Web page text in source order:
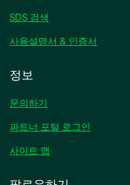
SDS 검색
사용설명서 & 인증서
정보
문의하기
파트너 포털 로그인
사이트 맵